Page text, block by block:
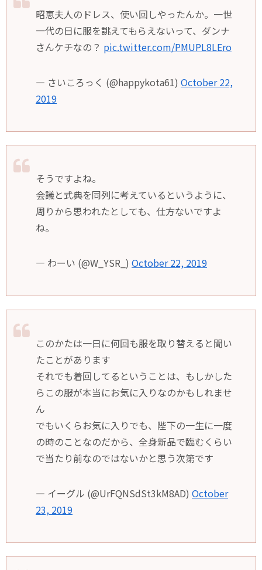
昭恵夫人のドレス、使い回しやったんか。一世
一代の日に服を誂えてもらえないって、ダンナ
さんケチなの？ pic.twitter.com/PMUPL8LEro
— さいころっく (@happykota61) October 22,
2019
そうですよね。
会議と式典を同列に考えているというように、
周りから思われたとしても、仕方ないですよ
ね。
— わーい (@W_YSR_) October 22, 2019
このかたは一日に何回も服を取り替えると聞い
たことがあります
それでも着回してるということは、もしかした
らこの服が本当にお気に入りなのかもしれませ
ん
でもいくらお気に入りでも、陛下の一生に一度
の時のことなのだから、全身新品で臨むくらい
で当たり前なのではないかと思う次第です
— イーグル (@UrFQNSdSt3kM8AD) October
23, 2019